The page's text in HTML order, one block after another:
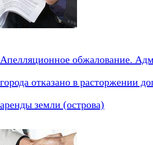
Апелляционное обжалование.
города отказано в расторжении
аренды земли (острова)